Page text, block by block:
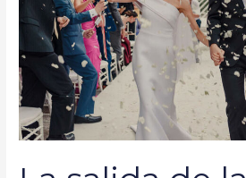
momento
clave
en
vuestra
#BodaDeseada